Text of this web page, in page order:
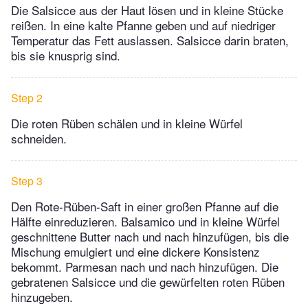
Die Salsicce aus der Haut lösen und in kleine Stücke
reißen. In eine kalte Pfanne geben und auf niedriger
Temperatur das Fett auslassen. Salsicce darin braten,
bis sie knusprig sind.
Step 2
Die roten Rüben schälen und in kleine Würfel
schneiden.
Step 3
Den Rote­-Rüben­-Saft in einer großen Pfanne auf die
Hälfte einreduzieren. Balsamico und in kleine Würfel
geschnittene Butter nach und nach hinzufügen, bis die
Mischung emulgiert und eine dickere Konsistenz
bekommt. Parmesan nach und nach hinzufügen. Die
gebratenen Salsicce und die gewürfelten roten Rüben
hinzugeben.